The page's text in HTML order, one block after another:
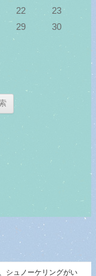
22
23
29
30
シュノーケリングがい